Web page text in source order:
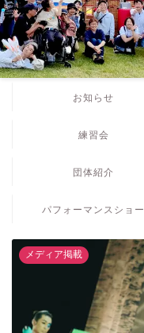
お知らせ
練習会
団体紹介
パフォーマンスショー
メディア掲載